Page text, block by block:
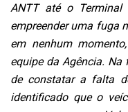
ANTT até o Terminal
empreender uma fuga
em nenhum
equipe da Agência. Na
de constatar a falta
identificado que o